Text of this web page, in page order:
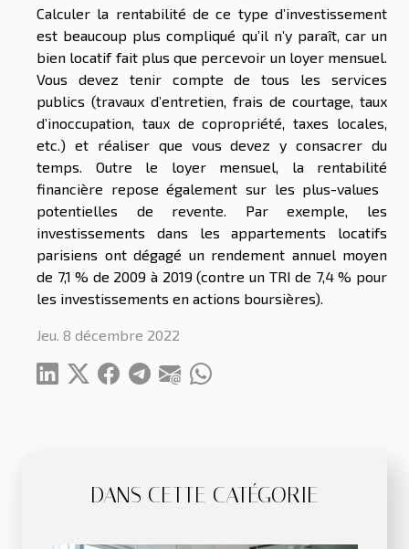
DANS CETTE CATÉGORIE
Calculer la rentabilité de ce type d’investissement
est beaucoup plus compliqué qu’il n’y paraît, car un
bien locatif fait plus que percevoir un loyer mensuel.
Vous devez tenir compte de tous les services
publics (travaux d’entretien, frais de courtage, taux
d’inoccupation, taux de copropriété, taxes locales,
etc.) et réaliser que vous devez y consacrer du
temps. Outre le loyer mensuel, la rentabilité
financière repose également sur les plus-values ​​
potentielles de revente. Par exemple, les
investissements dans les appartements locatifs
parisiens ont dégagé un rendement annuel moyen
de 7,1 % de 2009 à 2019 (contre un TRI de 7,4 % pour
les investissements en actions boursières).
Jeu. 8 décembre 2022